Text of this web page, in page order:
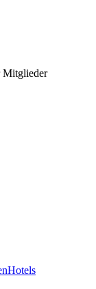
Mitglieder
Hotels